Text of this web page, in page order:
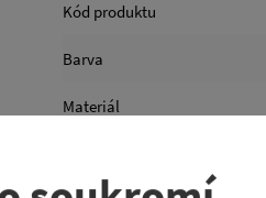
Kód produktu
Barva
Materiál